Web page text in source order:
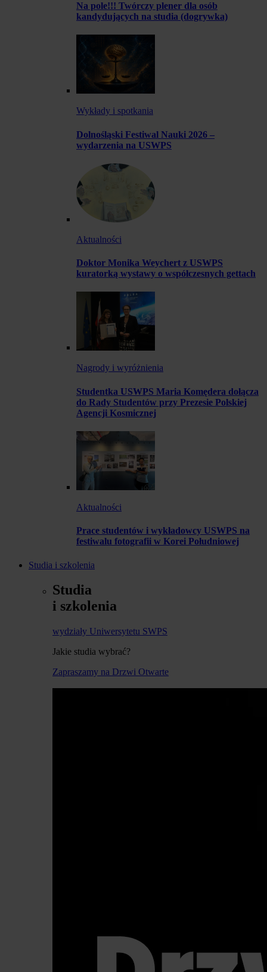
Na pole!!! Twórczy plener dla osób
kandydujących na studia (dogrywka)
Wykłady i spotkania
Dolnośląski Festiwal Nauki 2026 –
wydarzenia na USWPS
Aktualności
Doktor Monika Weychert z USWPS
kuratorką wystawy o współczesnych gettach
Nagrody i wyróżnienia
Studentka USWPS Maria Komędera dołącza
do Rady Studentów przy Prezesie Polskiej
Agencji Kosmicznej
Aktualności
Prace studentów i wykładowcy USWPS na
festiwalu fotografii w Korei Południowej
Studia i szkolenia
Studia
i szkolenia
wydziały Uniwersytetu SWPS
Jakie studia wybrać?
Zapraszamy na Drzwi Otwarte